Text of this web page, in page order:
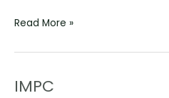
Read More »
IMPC